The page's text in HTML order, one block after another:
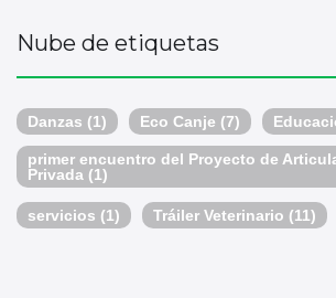
Nube de etiquetas
Danzas (1) Eco Canje (7)
primer encuentro del Proyecto de
Privada (1)
servicios (1) Tráiler Veterinario (11)